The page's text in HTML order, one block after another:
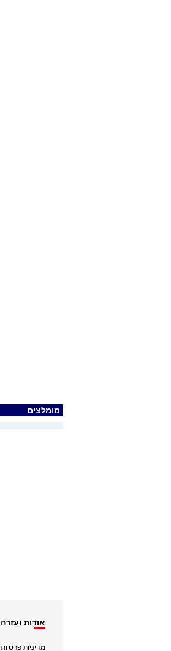
מומלצים
אודות ועזרה
מדיניות פרטיות